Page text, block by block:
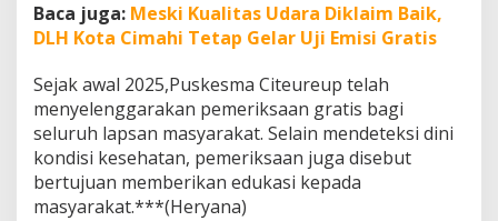
Baca juga: Meski Kualitas Udara Diklaim Baik,
DLH Kota Cimahi Tetap Gelar Uji Emisi Gratis
Sejak awal 2025,Puskesma Citeureup telah
menyelenggarakan pemeriksaan gratis bagi
seluruh lapsan masyarakat. Selain mendeteksi dini
kondisi kesehatan, pemeriksaan juga disebut
bertujuan memberikan edukasi kepada
masyarakat.***(Heryana)